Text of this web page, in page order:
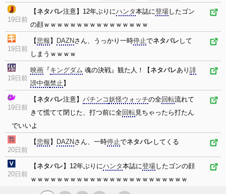
19日前
【ネタバレ注意】12年ぶりにハンタ本誌に登場したゴン
の顔ｗｗｗｗｗｗｗｗｗｗｗｗｗｗｗｗ
19日前
【悲報 】 DAZNさん、うっかり一時停止でネタバレ して
しまうｗｗｗｗ
19日前
映画 『キングダム 魂の決戦』観た人！【ネタバレあり 誹
謗中傷禁止 】
19日前
【ネタバレ注意】 パチンコ妖怪ウォッチの全回転流れて
きて慌てて閉じた、打つ前に全回転見ちゃったら打たん
でいいよ
20日前
【悲報 】 DAZNさん、一時停止でネタバレ してくる
20日前
【ネタバレ 】12年ぶりにハンタ本誌に登場したゴンの顔
ｗｗｗｗｗｗｗｗｗｗｗｗｗｗｗｗｗｗｗｗｗｗｗｗ